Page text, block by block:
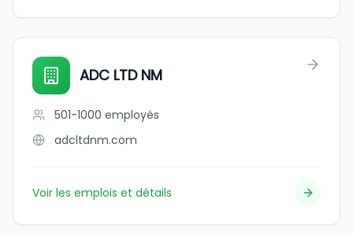
ADC LTD NM
501-1000 employés
adcltdnm.com
Voir les emplois et détails